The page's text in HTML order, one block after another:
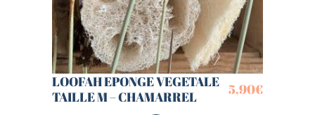
LOOFAH EPONGE VEGETALE
TAILLE M – CHAMARREL
5,90€